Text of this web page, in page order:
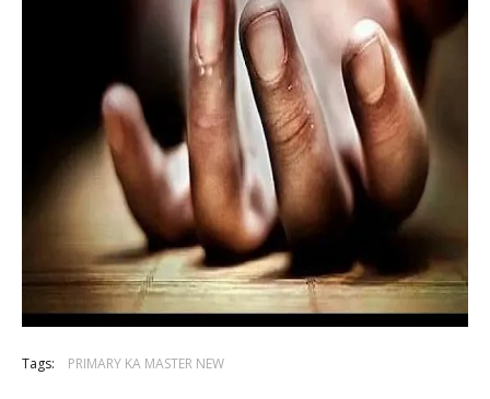
Tags: PRIMARY KA MASTER NEW